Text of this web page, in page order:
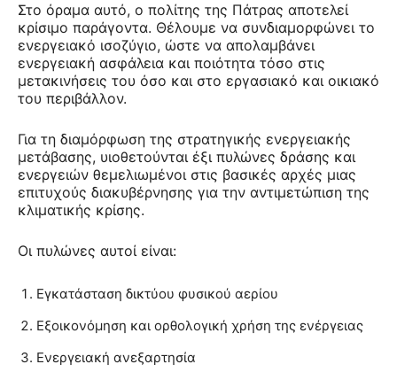
Στο όραμα αυτό, ο πολίτης της Πάτρας αποτελεί
κρίσιμο παράγοντα. Θέλουμε να συνδιαμορφώνει το
ενεργειακό ισοζύγιο, ώστε να απολαμβάνει
ενεργειακή ασφάλεια και ποιότητα τόσο στις
μετακινήσεις του όσο και στο εργασιακό και οικιακό
του περιβάλλον.
Για τη διαμόρφωση της στρατηγικής ενεργειακής
μετάβασης, υιοθετούνται έξι πυλώνες δράσης και
ενεργειών θεμελιωμένοι στις βασικές αρχές μιας
επιτυχούς διακυβέρνησης για την αντιμετώπιση της
κλιματικής κρίσης.
Οι πυλώνες αυτοί είναι:
Εγκατάσταση δικτύου φυσικού αερίου
Εξοικονόμηση και ορθολογική χρήση της ενέργειας
Ενεργειακή ανεξαρτησία